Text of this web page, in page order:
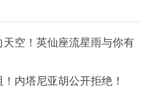
空！英仙座流星雨与你有
内塔尼亚胡公开拒绝！